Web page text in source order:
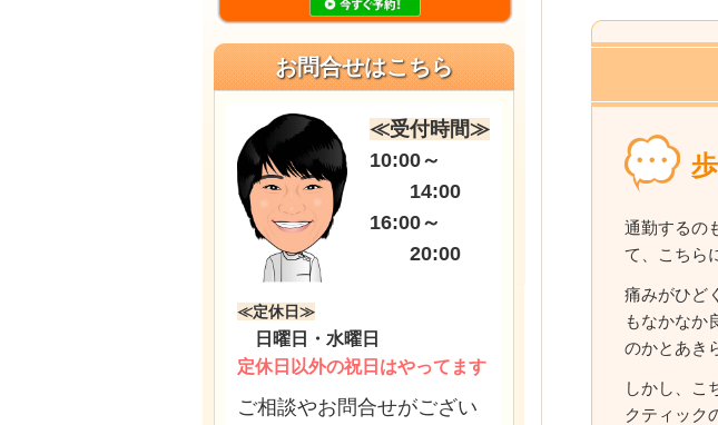
通勤するの
て、こちら
痛みがひど
もなかなか
のかとあき
しかし、こ
クティック
お問合せはこちら
≪受付時間≫
10:00～
14:00
16:00～
20:00
≪定休日≫
日曜日・水曜日
定休日以外の祝日はやってます
ご相談やお問合せがござい